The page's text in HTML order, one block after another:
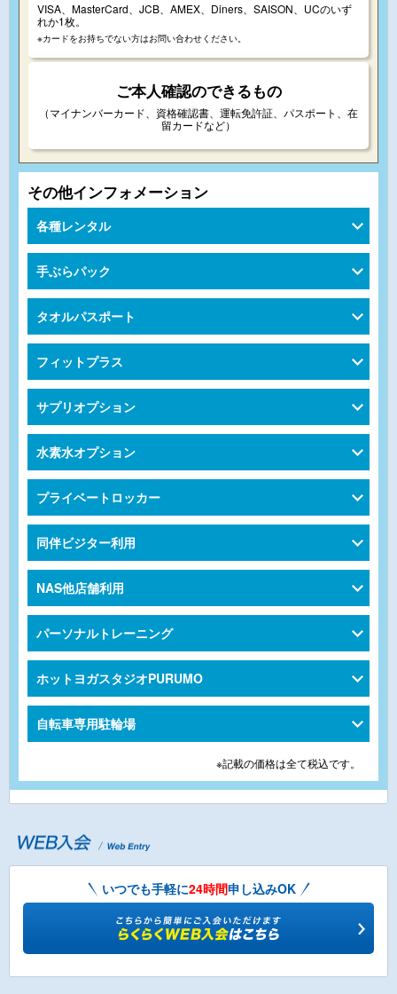
VISA、MasterCard、JCB、AMEX、Diners、SAISON、UCのいず
れか1枚。
※カードをお持ちでない方はお問い合わせください。
ご本人確認のできるもの
（マイナンバーカード、資格確認書、運転免許証、パスポート、在
留カードなど）
その他インフォメーション
各種レンタル
手ぶらパック
タオルパスポート
フィットプラス
サプリオプション
水素水オプション
プライベートロッカー
同伴ビジター利用
NAS他店舗利用
パーソナルトレーニング
ホットヨガスタジオPURUMO
自転車専用駐輪場
※記載の価格は全て税込です。
いつでも手軽に24時間申し込みOK